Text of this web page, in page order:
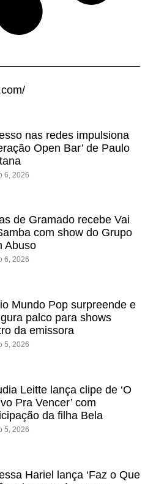
nas redes impulsiona
Open Bar’ de Paulo
6, 2026
de Gramado recebe Vai
com show do Grupo
Abuso
6, 2026
Mundo Pop surpreende e
palco para shows
da emissora
5, 2026
Leitte lança clipe de ‘O
Pra Vencer’ com
da filha Bela
5, 2026
Hariel lança ‘Faz o Que